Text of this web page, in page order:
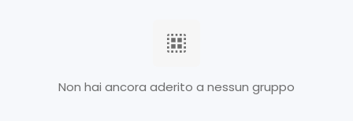
Non hai ancora aderito a nessun gruppo